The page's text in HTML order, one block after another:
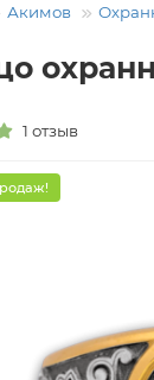
Акимов
1 отзыв